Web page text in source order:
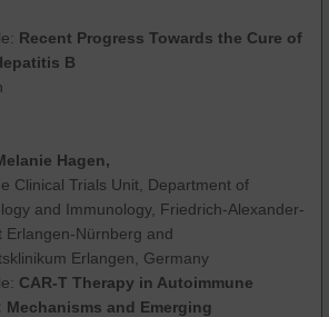
Recent Progress Towards the Cure of
B
Hagen,
Clinical Trials Unit, Department of
and Immunology, Friedrich-Alexander-
Erlangen-Nürnberg and
Erlangen, Germany
CAR-T Therapy in Autoimmune
Mechanisms and Emerging